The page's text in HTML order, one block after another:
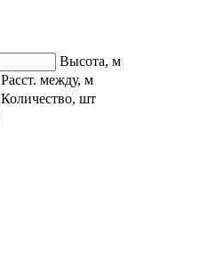
Высота, м
Расст. между, м
Количество, шт